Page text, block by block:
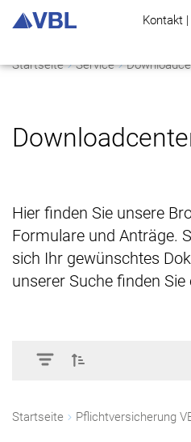
Kontakt |
Startseite Service
Hier finden Sie unsere
Formulare und Anträge.
sich Ihr gewünschtes
unserer Suche finden
Startseite Pflichtversicherung